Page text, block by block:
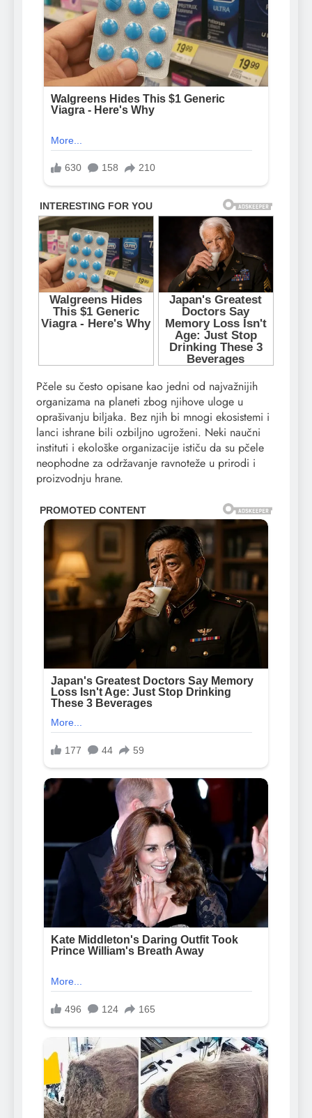
Pčele su često opisane kao jedni od najvažnijih
organizama na planeti zbog njihove uloge u
oprašivanju biljaka. Bez njih bi mnogi ekosistemi i
lanci ishrane bili ozbiljno ugroženi. Neki naučni
instituti i ekološke organizacije ističu da su pčele
neophodne za održavanje ravnoteže u prirodi i
proizvodnju hrane.